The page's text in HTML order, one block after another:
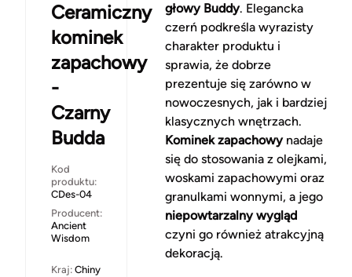
Ceramiczny
kominek
zapachowy
-
Czarny
Budda
Kod
produktu:
CDes-04
Producent:
Ancient
Wisdom
Kraj: Chiny
głowy Buddy. Elegancka
czerń podkreśla wyrazisty
charakter produktu i
sprawia, że dobrze
prezentuje się zarówno w
nowoczesnych, jak i bardziej
klasycznych wnętrzach.
Kominek zapachowynadaje
się do stosowania z olejkami,
woskami zapachowymi oraz
granulkami wonnymi, a jego
niepowtarzalny wygląd
czyni go również atrakcyjną
dekoracją.